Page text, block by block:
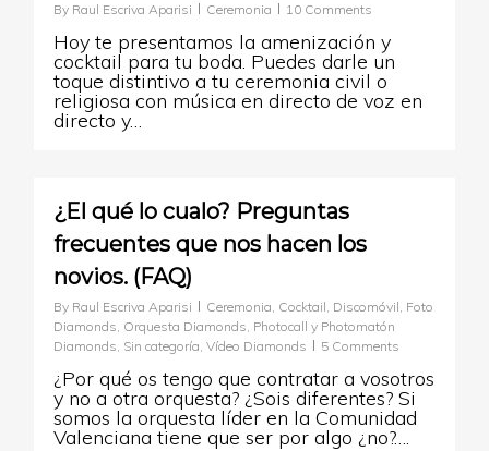
By Raul Escriva Aparisi Ceremonia 10 Comments
Hoy te presentamos la amenización y
cocktail para tu boda. Puedes darle un
toque distintivo a tu ceremonia civil o
religiosa con música en directo de voz en
directo y…
¿El qué lo cualo? Preguntas
frecuentes que nos hacen los
novios. (FAQ)
By Raul Escriva Aparisi Ceremonia, Cocktail, Discomóvil, Foto
Diamonds, Orquesta Diamonds, Photocall y Photomatón
Diamonds, Sin categoría, Vídeo Diamonds 5 Comments
¿Por qué os tengo que contratar a vosotros
y no a otra orquesta? ¿Sois diferentes? Si
somos la orquesta líder en la Comunidad
Valenciana tiene que ser por algo ¿no?….